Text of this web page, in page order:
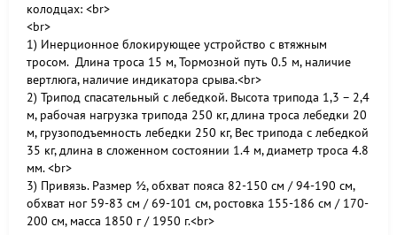
колодцах: <br>
<br>
1) Инерционное блокирующее устройство с втяжным
тросом. Длина троса 15 м, Тормозной путь 0.5 м, наличие
вертлюга, наличие индикатора срыва.<br>
2) Трипод спасательный с лебедкой. Высота трипода 1,3 – 2,4
м, рабочая нагрузка трипода 250 кг, длина троса лебедки 20
м, грузоподъемность лебедки 250 кг, Вес трипода с лебедкой
35 кг, длина в сложенном состоянии 1.4 м, диаметр троса 4.8
мм. <br>
3) Привязь. Размер ½, обхват пояса 82-150 см / 94-190 см,
обхват ног 59-83 см / 69-101 см, ростовка 155-186 см / 170-
200 см, масса 1850 г / 1950 г.<br>